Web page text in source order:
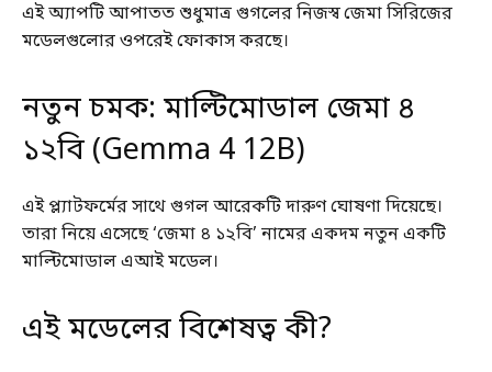
এই অ্যাপটি আপাতত শুধুমাত্র গুগলের নিজস্ব জেমা সিরিজের
মডেলগুলোর ওপরেই ফোকাস করছে।
নতুন চমক: মাল্টিমোডাল জেমা ৪
১২বি (Gemma 4 12B)
এই প্ল্যাটফর্মের সাথে গুগল আরেকটি দারুণ ঘোষণা দিয়েছে।
তারা নিয়ে এসেছে ‘জেমা ৪ ১২বি’ নামের একদম নতুন একটি
মাল্টিমোডাল এআই মডেল।
এই মডেলের বিশেষত্ব কী?